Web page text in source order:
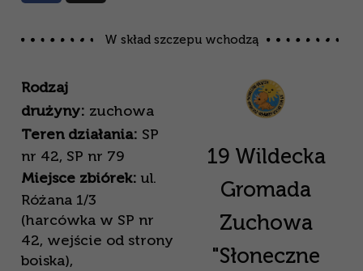
W skład szczepu wchodzą
Rodzaj
drużyny: zuchowa
Teren działania: SP
nr 42, SP nr 79
Miejsce zbiórek: ul.
Różana 1/3
(harcówka w SP nr
42, wejście od strony
boiska),
19 Wildecka
Gromada
Zuchowa
"Słoneczne